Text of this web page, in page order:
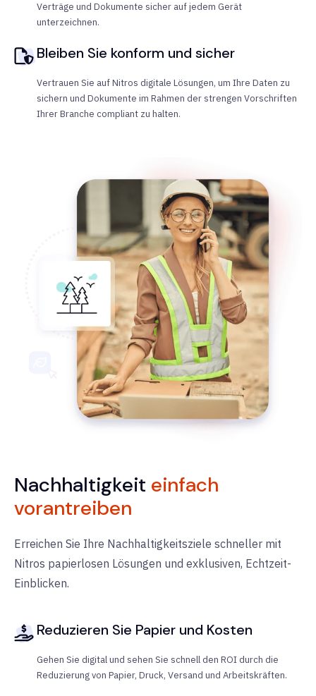
Verträge und Dokumente sicher auf jedem Gerät
unterzeichnen.
Bleiben Sie konform und sicher
Vertrauen Sie auf Nitros digitale Lösungen, um Ihre Daten zu
sichern und Dokumente im Rahmen der strengen Vorschriften
Ihrer Branche compliant zu halten.
Nachhaltigkeit einfach
vorantreiben
Erreichen Sie Ihre Nachhaltigkeitsziele schneller mit
Nitros papierlosen Lösungen und exklusiven, Echtzeit-
Einblicken.
Reduzieren Sie Papier und Kosten
Gehen Sie digital und sehen Sie schnell den ROI durch die
Reduzierung von Papier, Druck, Versand und Arbeitskräften.